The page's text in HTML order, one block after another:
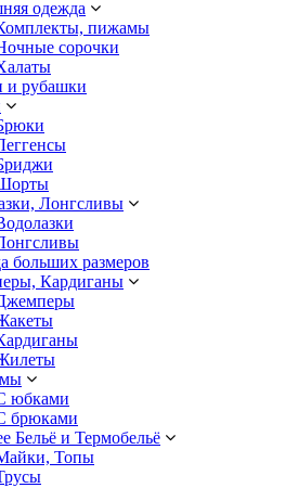
одежда
пижамы
сорочки
и рубашки
Лонгсливы
больших размеров
Кардиганы
юбками
брюками
Бельё и Термобельё
Топы